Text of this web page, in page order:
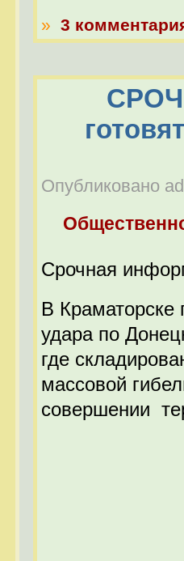
» 3
Опубликовано
Срочная
В Краматорске
удара по
где
массовой
совершении